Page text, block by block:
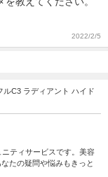
2022/2/5
ルC3 ラディアント ハイド
ティサービスです。美容
たの疑問や悩みもきっと